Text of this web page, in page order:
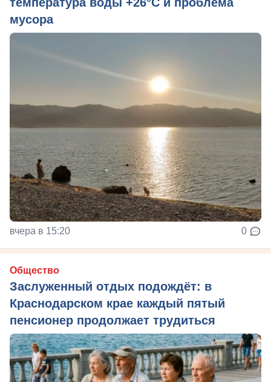
мусора
вчера в 15:20 0
Общество
Заслуженный отдых подождёт: в
Краснодарском крае каждый пятый
пенсионер продолжает трудиться